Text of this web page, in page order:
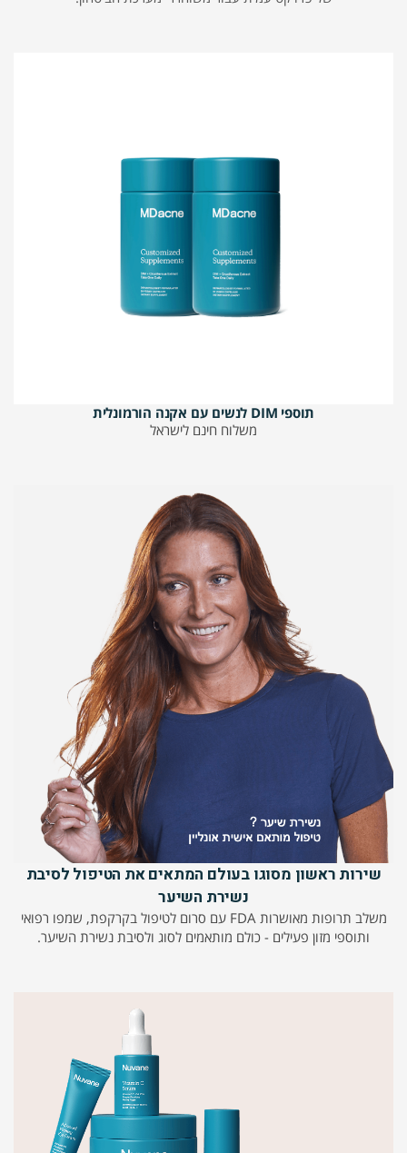
תוספי DIM לנשים עם אקנה הורמונלית
משלוח חינם לישראל
שירות ראשון מסוגו בעולם המתאים את הטיפול לסיבת
נשירת השיער
משלב תרופות מאושרות FDA עם סרום לטיפול בקרקפת, שמפו רפואי
ותוספי מזון פעילים - כולם מותאמים לסוג ולסיבת נשירת השיער.